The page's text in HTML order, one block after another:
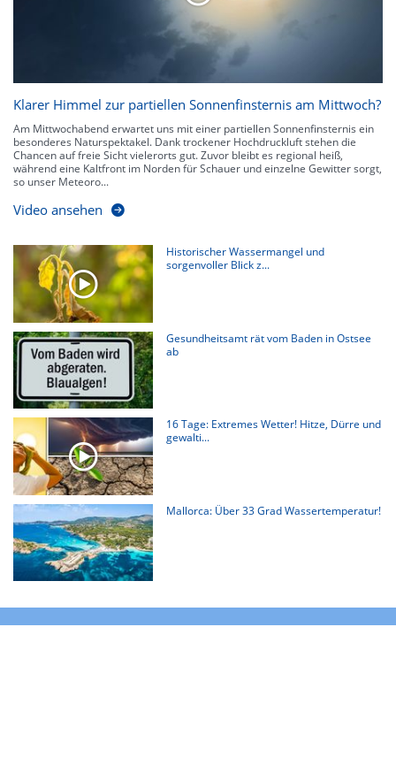
Klarer Himmel zur partiellen Sonnenfinsternis am Mittwoch?
Am Mittwochabend erwartet uns mit einer partiellen Sonnenfinsternis ein
besonderes Naturspektakel. Dank trockener Hochdruckluft stehen die
Chancen auf freie Sicht vielerorts gut. Zuvor bleibt es regional heiß,
während eine Kaltfront im Norden für Schauer und einzelne Gewitter sorgt,
so unser Meteoro...
Video ansehen
Historischer Wassermangel und
sorgenvoller Blick z...
Gesundheitsamt rät vom Baden in Ostsee
ab
16 Tage: Extremes Wetter! Hitze, Dürre und
gewalti...
Mallorca: Über 33 Grad Wassertemperatur!